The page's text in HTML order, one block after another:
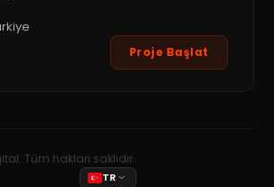
Proje Başlat
Tüm hakları saklıdır.
TR